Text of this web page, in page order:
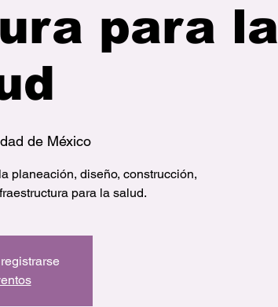
para la
de México
planeación, diseño, construcción,
para la salud.